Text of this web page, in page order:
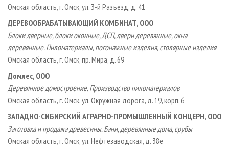
Омская область, г. Омск, ул. 3-й Разъезд, д. 41
ДЕРЕВООБРАБАТЫВАЮЩИЙ КОМБИНАТ, ООО
Блоки дверные, блоки оконные, ДСП, двери деревянные, окна
деревянные. Пиломатериалы, погонажные изделия, столярные изделия
Омская область, г. Омск, пр. Мира, д. 69
Домлес, ООО
Деревянное домостроение. Производство пиломатериалов
Омская область, г. Омск, ул. Окружная дорога, д. 19, корп. 6
ЗАПАДНО-СИБИРСКИЙ АГРАРНО-ПРОМЫШЛЕННЫЙ КОНЦЕРН, ООО
Заготовка и продажа древесины. Бани, деревянные дома, срубы
Омская область, г. Омск, ул. Нефтезаводская, д. 38е